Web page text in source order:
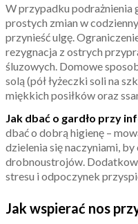
W przypadku podrażnienia
prostych zmian w
przynieść ulgę.
rezygnacja z ostrych
śluzowych. Domowe
solą (pół łyżeczki soli na
miękkich posiłków oraz
Jak dbać o gardło przy
dbać o dobrą higienę –
dzielenia się naczyniami,
drobnoustrojów.
stresu i odpoczynek
Jak wspierać nos